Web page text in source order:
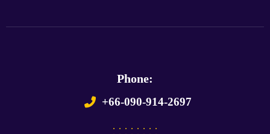
Phone:
+66-090-914-2697